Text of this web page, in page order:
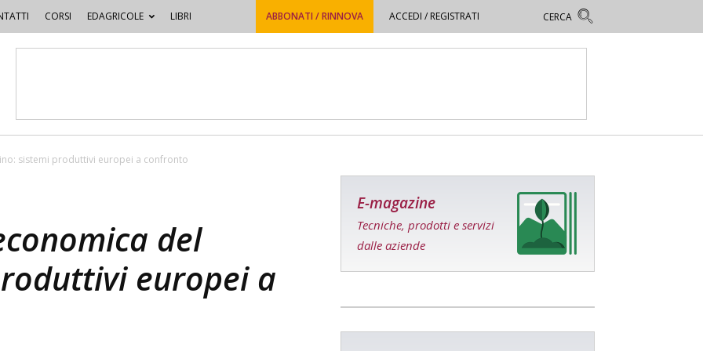
CORSI EDAGRICOLE LIBRI ABBONATI / RINNOVA ACCEDI / REGISTRATI
sistemi produttivi europei a confronto
del
europei a
E-magazine
Tecniche, prodotti e servizi
dalle aziende